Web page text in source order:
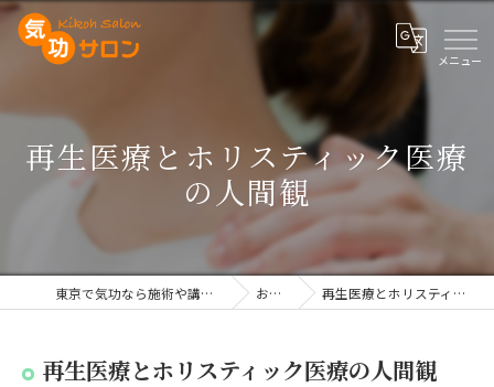
再生医療とホリスティック医療
の人間観
東京で気功なら施術や講座を行う気功サロン お知らせ 再生医療とホリスティック医療の人間観
再生医療とホリスティック医療の人間観